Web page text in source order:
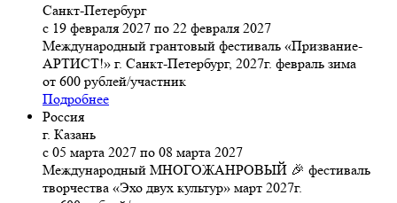
Санкт-Петербург
с 19 февраля 2027 по 22 февраля 2027
Международный грантовый фестиваль «Призвание-
АРТИСТ!» г. Санкт-Петербург, 2027г. февраль зима
от 600 рублей/участник
Подробнее
Россия
г. Казань
с 05 марта 2027 по 08 марта 2027
Международный МНОГОЖАНРОВЫЙ 🎉 фестиваль
творчества «Эхо двух культур» март 2027г.